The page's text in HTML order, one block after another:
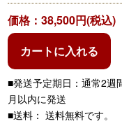
価格：38,500円(税込)
カートに入れる
■発送予定期日：通常2週
月以内に発送
■送料： 送料無料です。